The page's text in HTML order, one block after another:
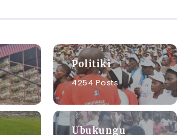
Politiki
4254 Posts
Ubukungu